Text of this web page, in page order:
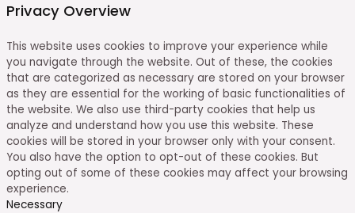
Privacy Overview
This website uses cookies to improve your experience while
you navigate through the website. Out of these, the cookies
that are categorized as necessary are stored on your browser
as they are essential for the working of basic functionalities of
the website. We also use third-party cookies that help us
analyze and understand how you use this website. These
cookies will be stored in your browser only with your consent.
You also have the option to opt-out of these cookies. But
opting out of some of these cookies may affect your browsing
experience.
Necessary